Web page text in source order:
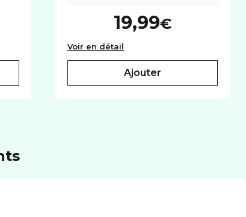
pour Xiaomi Redmi Note 14 Pro+
19,99€
Voir en détail Bandoulière universelle
ajouter